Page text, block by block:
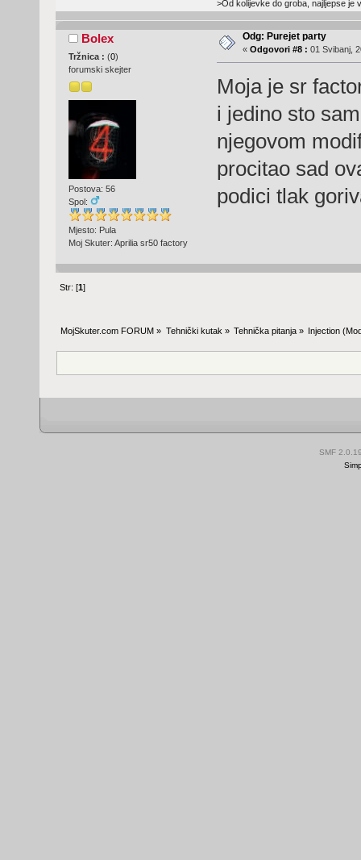
>Od kolijevke do groba, najljepse je
Bolex
Tržnica : (0)
forumski skejter
Postova: 56
Spol:
Mjesto: Pula
Moj Skuter: Aprilia sr50 factory
Odg: Purejet party
« Odgovori #8 : 01 Svibanj,
Moja je sr
i jedino sto
njegovom
procitao sad
podici tlak
Str: [1]
MojSkuter.com FORUM » Tehnički kutak » Tehnička pitanja» Injection
SMF